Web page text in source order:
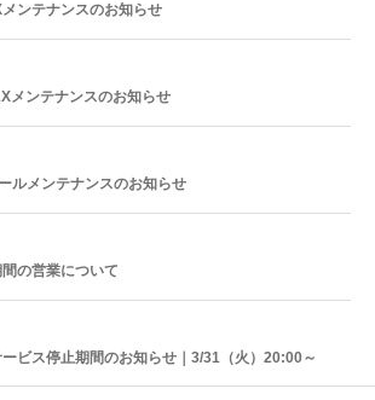
ンテナンスのお知らせ
メンテナンスのお知らせ
ルメンテナンスのお知らせ
の営業について
ビス停止期間のお知らせ｜3/31（火）20:00～